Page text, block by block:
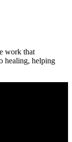
work that
healing, helping